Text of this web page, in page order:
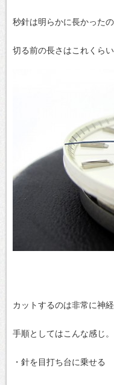
秒針は明らかに長かった
切る前の長さはこれくらい
カットするのは非常に神経
手順としてはこんな感じ。
・針を目打ち台に乗せる